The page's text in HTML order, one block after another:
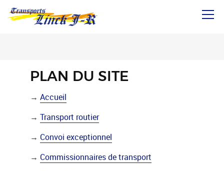
Aller
directement
PLAN DU SITE
→ Accueil
→ Transport routier
→ Convoi exceptionnel
→ Commissionnaires de transport